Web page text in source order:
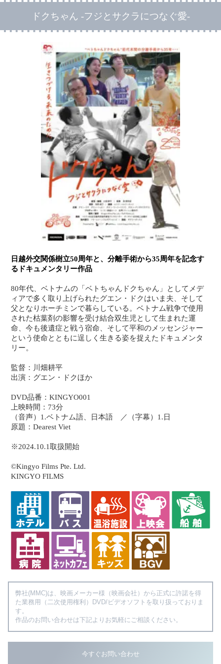
ドクちゃん -フジとサクラにつなぐ愛-
日越外交関係樹立50周年と、分離手術から35周年を記念す
るドキュメンタリー作品
80年代、ベトナムの「ベトちゃんドクちゃん」としてメデ
ィアで多く取り上げられたグエン・ドクはいま夫、そして
父となりホーチミンで暮らしている。ベトナム戦争で使用
された枯葉剤の影響を受け結合双生児として生まれた運
命、今も後遺症と戦う宿命、そして平和のメッセンジャー
という使命とともに逞しく生きる姿を捉えたドキュメンタ
リー。
監督：川畑耕平
出演：グエン・ドクほか
DVD品番：KINGYO001
上映時間：73分
（音声）1.ベトナム語、日本語 ／（字幕）1.日
原題：Dearest Viet
※2024.10.1取扱開始
©Kingyo Films Pte. Ltd.
KINGYO FILMS
弊社(MMC)は、映画メーカー様（映画会社）から正式に許諾を得
た業務用（二次使用権利）DVD/ビデオソフトを取り扱っておりま
す。
作品のお問い合わせは下記よりお気軽にご相談ください。
今すぐお問い合わせ